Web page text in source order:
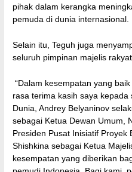
pihak dalam kerangka
pemuda di dunia internasional.
Selain itu, Teguh juga
seluruh pimpinan majelis
“Dalam kesempatan yang
rasa terima kasih saya
Dunia, Andrey Belyaninov
sebagai Ketua Dewan Umum,
Presiden Pusat Inisiatif Proyek
Shishkina sebagai Ketua
kesempatan yang diberikan